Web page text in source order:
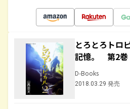
とろとろトロ
記憶。 第2巻
D-Books
2018.03.29 発売